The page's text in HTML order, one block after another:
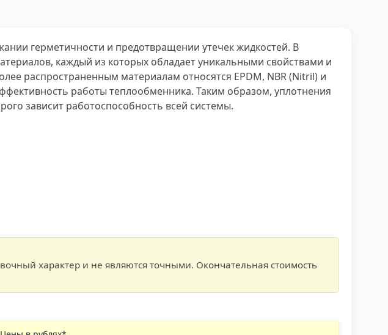
герметичности и предотвращении утечек жидкостей. В
каждый из которых обладает уникальными свойствами и
распространенным материалам относятся EPDM, NBR (Nitril) и
работы теплообменника. Таким образом, уплотнения
зависит работоспособность всей системы.
характер и не являются точными. Окончательная стоимость